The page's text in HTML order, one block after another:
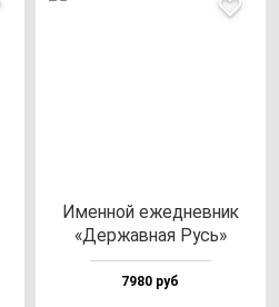
Имен­ной ежед­нев­ник
«Дер­жав­ная Русь»
7980 руб